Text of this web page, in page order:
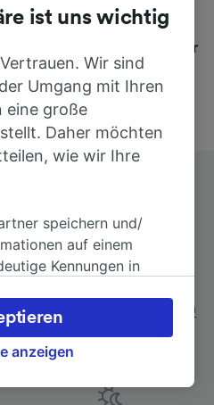
– starten Sie mit uns.
für Verbindungen von mehr
Padova nach
Dann bitte
prüfen Sie die
Züge von
ist uns wichtig
Wir sind
Umgang mit Ihren
eine große
Daher möchten
wie wir Ihre
speichern und/
auf einem
Kennungen in
Ihre Präferenzen
einschließlich
bei berechtigtem
die Seite der
anzeigen